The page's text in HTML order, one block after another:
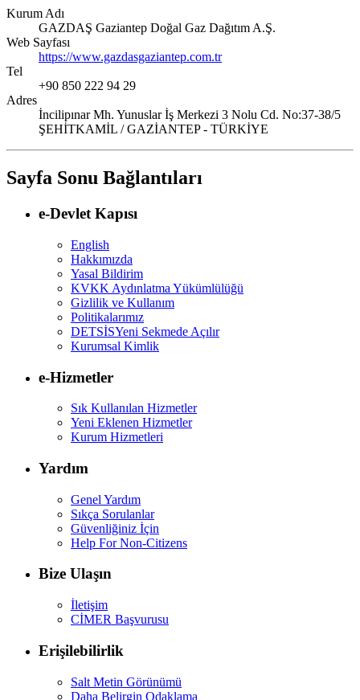
Kurum Adı
GAZDAŞ Gaziantep Doğal Gaz Dağıtım A.Ş.
Web Sayfası
https://www.gazdasgaziantep.com.tr
Tel
+90 850 222 94 29
Adres
İncilipınar Mh. Yunuslar İş Merkezi 3 Nolu Cd. No:37-38/5
ŞEHİTKAMİL / GAZİANTEP - TÜRKİYE
Sayfa Sonu Bağlantıları
e-Devlet Kapısı
English
Hakkımızda
Yasal Bildirim
KVKK Aydınlatma Yükümlülüğü
Gizlilik ve Kullanım
Politikalarımız
DETSİSYeni Sekmede Açılır
Kurumsal Kimlik
e-Hizmetler
Sık Kullanılan Hizmetler
Yeni Eklenen Hizmetler
Kurum Hizmetleri
Yardım
Genel Yardım
Sıkça Sorulanlar
Güvenliğiniz İçin
Help For Non-Citizens
Bize Ulaşın
İletişim
CİMER Başvurusu
Erişilebilirlik
Salt Metin Görünümü
Daha Belirgin Odaklama